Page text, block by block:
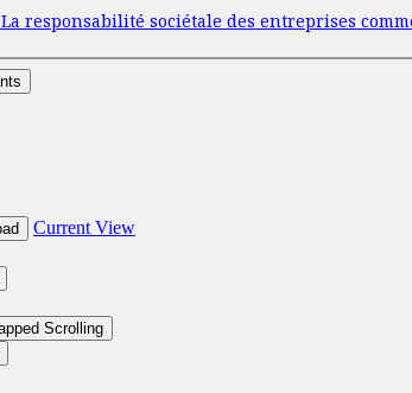
La responsabilité sociétale des entreprises